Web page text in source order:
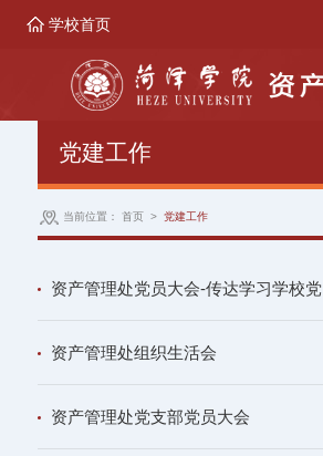
学校首页
党建工作
当前位置： 首页 >党建工作
资产管理处党员大会-传达学习学校党委扩大会议精神
资产管理处组织生活会
资产管理处党支部党员大会